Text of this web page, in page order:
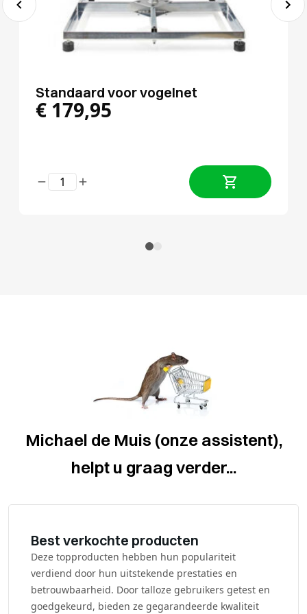
Standaard voor vogelnet
€ 179,95
Michael de Muis (onze assistent),
helpt u graag verder...
Best verkochte producten
Deze topproducten hebben hun populariteit
verdiend door hun uitstekende prestaties en
betrouwbaarheid. Door talloze gebruikers getest en
goedgekeurd, bieden ze gegarandeerde kwaliteit